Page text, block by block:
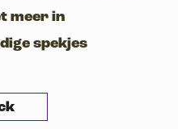
meer in
spekjes